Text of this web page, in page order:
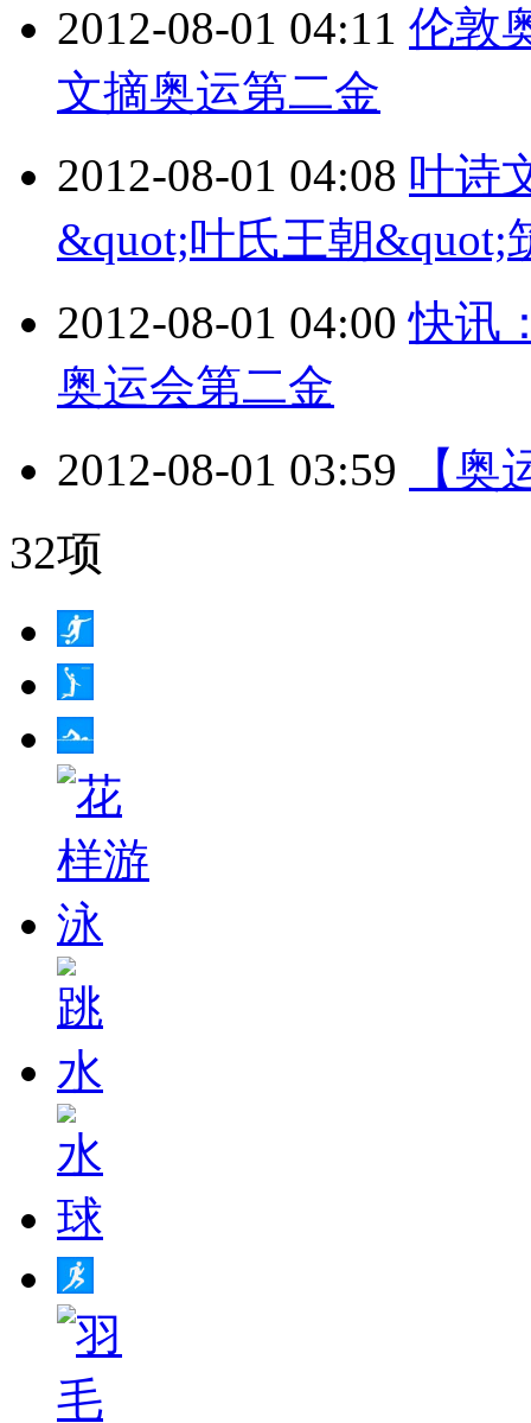
2012-08-01 04:11 伦敦
文摘奥运第二金
2012-08-01 04:08 叶诗
&quot;叶氏王朝&quot;
2012-08-01 04:00 快讯
奥运会第二金
2012-08-01 03:59
【
32项